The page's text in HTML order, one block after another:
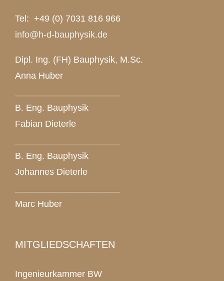
Tel: +49 (0) 7031 816 966
info@h-d-bauphysik.de
Dipl. Ing. (FH) Bauphysik, M.Sc.
Anna Huber
B. Eng. Bauphysik
Fabian Dieterle
B. Eng. Bauphysik
Johannes Dieterle
Marc Huber
MITGLIEDSCHAFTEN
Ingenieurkammer BW